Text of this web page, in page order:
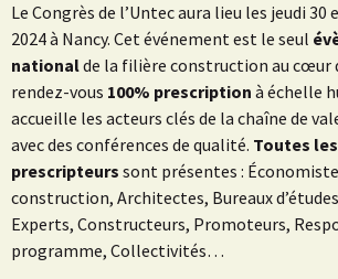
Le Congrès de l’Untec aura lieu les jeudi 30
2024 à Nancy. Cet événement est le seul
nationalde la filière construction au cœur
rendez-vous 100% prescription à échelle
accueille les acteurs clés de la chaîne de
avec des conférences de qualité. Toutes
prescripteurs sont présentes :
construction, Architectes, Bureaux
Experts, Constructeurs, Promoteurs,
programme, Collectivités…